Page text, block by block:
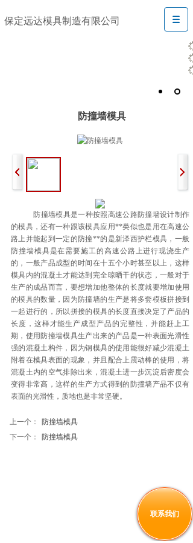
保定远达模具制造有限公司
防撞墙模具
防撞墙模具是一种按照高速公路防撞墙设计制作
的模具，还有一种跟该模具应用**类似也是用在高速公
路上并能起到一定的防撞**的是新泽西护栏模具，一般
防撞墙模具是在需要施工的高速公路上进行现浇生产
的，一般产品成型的时间在十五个小时甚至以上，这样
模具内的混凝土才能达到完全晾晒干的状态，一般对于
生产的成品而言，要想增加他整体的长度就要增加使用
的模具的数量，因为防撞墙的生产是将多套模板拼接到
一起进行的，所以拼接的模具的长度直接决定了产品的
长度，这样才能生产成型产品的完整性，并能赶上工
期，使用防撞墙模具生产出来的产品是一种表面光滑性
强的混凝土构件，因为钢模具的使用能很好减少混凝土
附着在模具表面的现象，并且配合上震动棒的使用，将
混凝土内的空气排除出来，混凝土进一步沉淀后密度会
变得非常高，这样的生产方式得到的防撞墙产品不仅有
表面的光滑性，质地也是非常坚硬。
上一个：
防撞墙模具
下一个：
防撞墙模具
联系我们